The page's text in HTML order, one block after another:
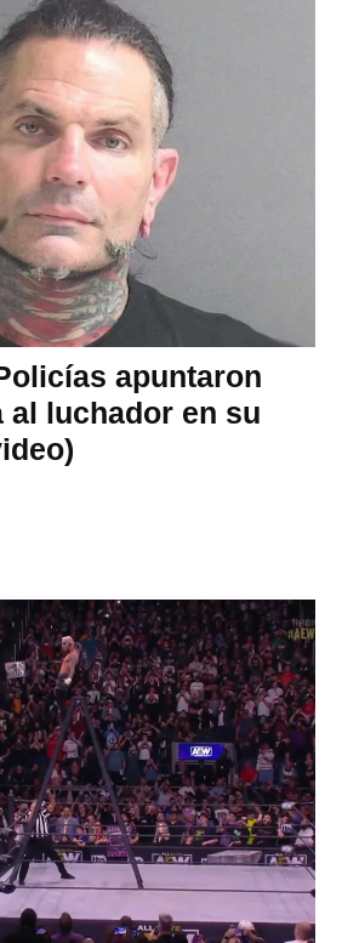
apuntaron
al luchador en su